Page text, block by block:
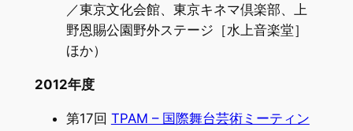
／東京文化会館、東京キネマ倶楽部、上
野恩賜公園野外ステージ［水上音楽堂］
ほか）
2012年度
第17回 TPAM – 国際舞台芸術ミーティン